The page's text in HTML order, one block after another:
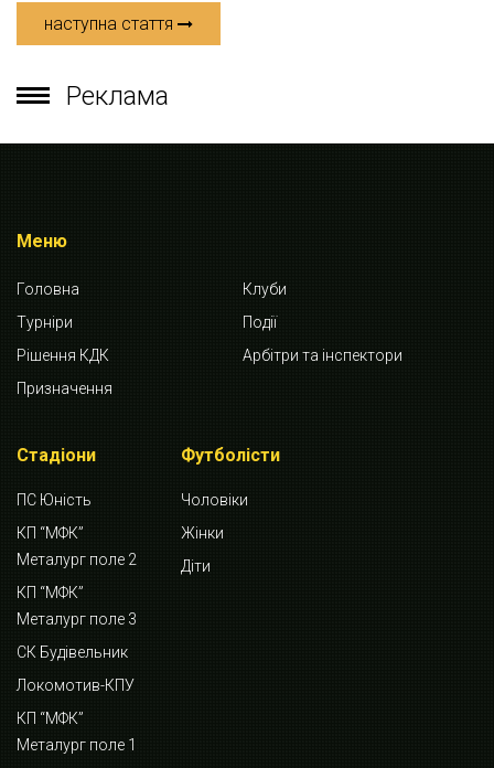
наступна стаття
Реклама
Меню
Головна
Клуби
Турніри
Події
Рішення КДК
Арбітри та інспектори
Призначення
Стадіони
ПС Юність
КП “МФК”
Металург поле 2
КП “МФК”
Металург поле 3
СК Будівельник
Локомотив-КПУ
КП “МФК”
Металург поле 1
Футболісти
Чоловіки
Жінки
Діти